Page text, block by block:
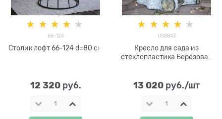
66-124
Столик лофт 66-124 d=80 см
12 320 руб.
U08843
Кресло для сада из
стеклопластика Берёзовая
13 020 руб./шт